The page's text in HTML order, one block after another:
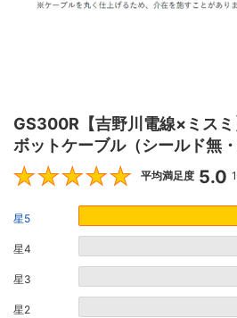
GS300R【吉野川電線×ミス
ボットケーブル（シールド無
平均満足度 5.0
星5
星4
星3
星2